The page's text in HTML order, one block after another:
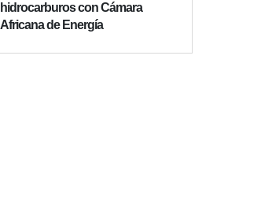
hidrocarburos con Cámara
Africana de Energía